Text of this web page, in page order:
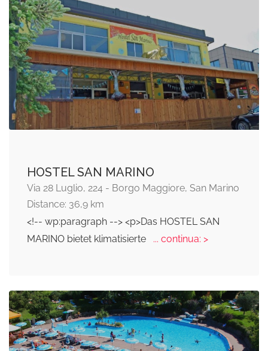
HOSTEL SAN MARINO
Via 28 Luglio, 224 - Borgo Maggiore, San Marino
Distance: 36,9 km
<!-- wp:paragraph --> <p>Das HOSTEL SAN
MARINO bietet klimatisierte
... continua: >